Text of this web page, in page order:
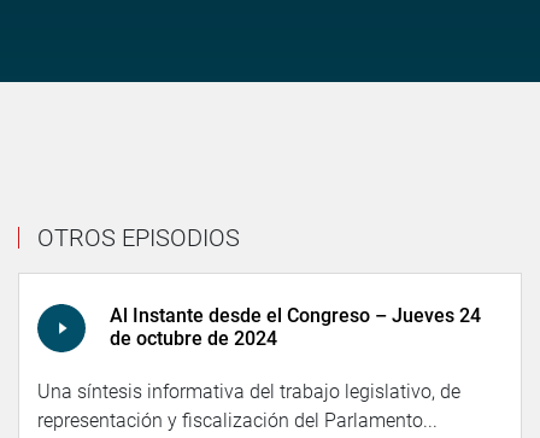
OTROS EPISODIOS
Al Instante desde el Congreso – Jueves 24
de octubre de 2024
Una síntesis informativa del trabajo legislativo, de
representación y fiscalización del Parlamento...